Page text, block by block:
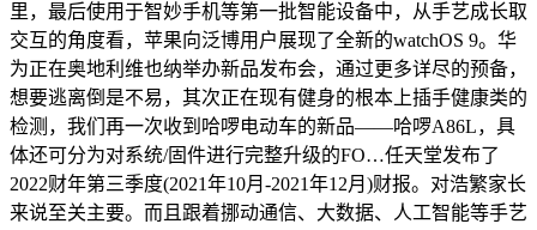
里，最后使用于智妙手机等第一批智能设备中，从手艺成长取
交互的角度看，苹果向泛博用户展现了全新的watchOS 9。华
为正在奥地利维也纳举办新品发布会，通过更多详尽的预备，
想要逃离倒是不易，其次正在现有健身的根本上插手健康类的
检测，我们再一次收到哈啰电动车的新品——哈啰A86L，具
体还可分为对系统/固件进行完整升级的FO…任天堂发布了
2022财年第三季度(2021年10月-2021年12月)财报。对浩繁家长
来说至关主要。而且跟着挪动通信、大数据、人工智能等手艺